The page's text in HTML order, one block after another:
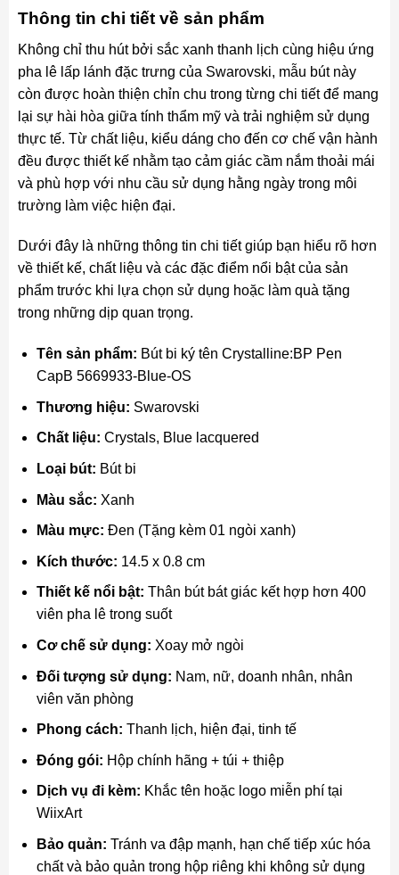
Thông tin chi tiết về sản phẩm
Không chỉ thu hút bởi sắc xanh thanh lịch cùng hiệu ứng
pha lê lấp lánh đặc trưng của Swarovski, mẫu bút này
còn được hoàn thiện chỉn chu trong từng chi tiết để mang
lại sự hài hòa giữa tính thẩm mỹ và trải nghiệm sử dụng
thực tế. Từ chất liệu, kiểu dáng cho đến cơ chế vận hành
đều được thiết kế nhằm tạo cảm giác cầm nắm thoải mái
và phù hợp với nhu cầu sử dụng hằng ngày trong môi
trường làm việc hiện đại.
Dưới đây là những thông tin chi tiết giúp bạn hiểu rõ hơn
về thiết kế, chất liệu và các đặc điểm nổi bật của sản
phẩm trước khi lựa chọn sử dụng hoặc làm quà tặng
trong những dịp quan trọng.
Tên sản phẩm: Bút bi ký tên Crystalline:BP Pen
CapB 5669933-Blue-OS
Thương hiệu: Swarovski
Chất liệu: Crystals, Blue lacquered
Loại bút: Bút bi
Màu sắc: Xanh
Màu mực: Đen (Tặng kèm 01 ngòi xanh)
Kích thước: 14.5 x 0.8 cm
Thiết kế nổi bật: Thân bút bát giác kết hợp hơn 400
viên pha lê trong suốt
Cơ chế sử dụng: Xoay mở ngòi
Đối tượng sử dụng: Nam, nữ, doanh nhân, nhân
viên văn phòng
Phong cách: Thanh lịch, hiện đại, tinh tế
Đóng gói: Hộp chính hãng + túi + thiệp
Dịch vụ đi kèm: Khắc tên hoặc logo miễn phí tại
WiixArt
Bảo quản: Tránh va đập mạnh, hạn chế tiếp xúc hóa
chất và bảo quản trong hộp riêng khi không sử dụng